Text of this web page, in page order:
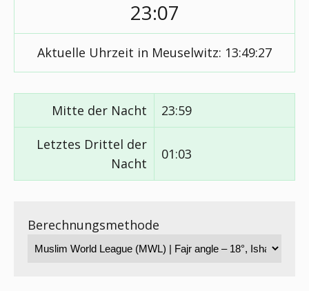
23:07
Aktuelle Uhrzeit in Meuselwitz: 13:49:27
Mitte der Nacht 23:59
Letztes Drittel der
Nacht
01:03
Berechnungsmethode